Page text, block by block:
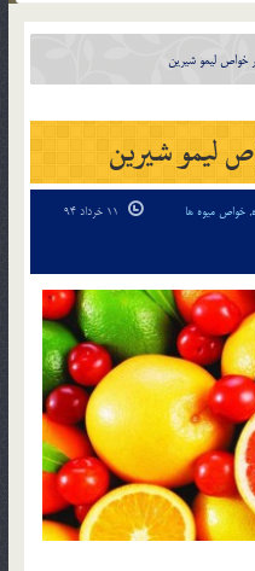
خواص لیمو شیرین
لیمو شیرین
, خواص میوه ها